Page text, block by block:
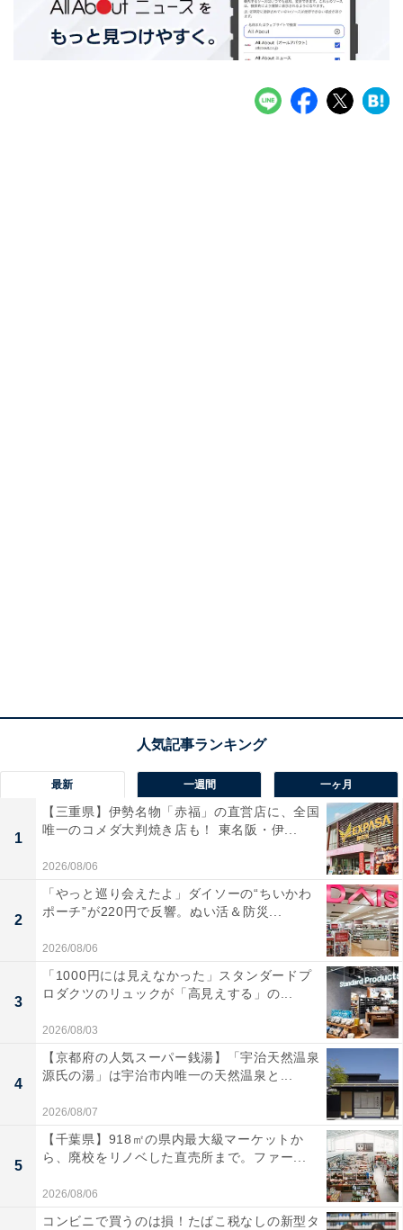
最新 一週間 一ヶ月
1
【三重県】伊勢名物「赤福」の直営店に、全国
唯一のコメダ大判焼き店も！ 東名阪・伊...
2026/08/06
2
「やっと巡り会えたよ」ダイソーの“ちいかわ
ポーチ”が220円で反響。ぬい活＆防災...
2026/08/06
3
「1000円には見えなかった」スタンダードプ
ロダクツのリュックが「高見えする」の...
2026/08/03
4
【京都府の人気スーパー銭湯】「宇治天然温泉
源氏の湯」は宇治市内唯一の天然温泉と...
2026/08/07
5
【千葉県】918㎡の県内最大級マーケットか
ら、廃校をリノベした直売所まで。ファー...
2026/08/06
コンビニで買うのは損！たばこ税なしの新型タ